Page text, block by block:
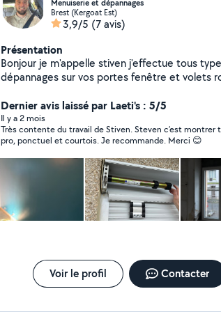
Menuiserie et dépannages
Brest (Kergoat Est)
3,9/5 (7 avis)
Présentation
Bonjour je m'appelle stiven j'effectue tous
dépannages sur vos portes fenêtre et volets
peinture, tapisserie , montage démontage de
types de matériaux ,déménagement et tous
petit travaux très motivé , très minutieux et polyvalent
disponible rapidement devis gratuit
Dernier avis laissé par Laeti's : 5/5
Il y a 2 mois
Très contente du travail de Stiven. Steven c’est montrer
pro, ponctuel et courtois. Je recommande. Merci 😊
Voir le profil Contacter